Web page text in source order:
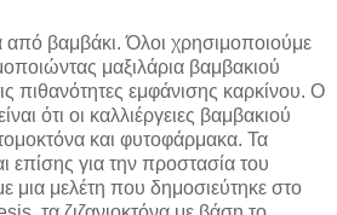
από βαμβάκι. Όλοι χρησιμοποιούμε
μαξιλάρια βαμβακιού
πιθανότητες εμφάνισης καρκίνου. Ο
ότι οι καλλιέργειες βαμβακιού
και φυτοφάρμακα. Τα
επίσης για την προστασία του
μια μελέτη που δημοσιεύτηκε στο